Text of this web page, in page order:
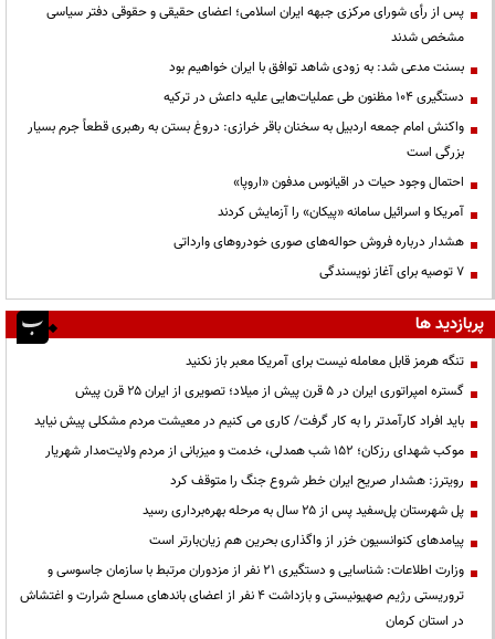
پس از رأی شورای مرکزی جبهه ایران اسلامی؛ اعضای حقیقی و حقوقی دفتر سیاسی
مشخص شدند
بسنت مدعی شد: به زودی شاهد توافق با ایران خواهیم بود
دستگیری ۱۰۴ مظنون طی عملیات‌هایی علیه داعش در ترکیه
واکنش امام جمعه اردبیل به سخنان باقر خرازی: دروغ بستن به رهبری قطعاً جرم بسیار
بزرگی است
احتمال وجود حیات در اقیانوس مدفون «اروپا»
آمریکا و اسرائیل سامانه «پیکان» را آزمایش کردند
هشدار درباره فروش حواله‌های صوری خودروهای وارداتی
۷ توصیه برای آغاز نویسندگی
پربازدید ها
تنگه هرمز قابل معامله نیست برای آمریکا معبر باز نکنید
گستره امپراتوری ایران در ۵ قرن پیش از میلاد؛ تصویری از ایران ۲۵ قرن پیش
باید افراد کارآمدتر را به کار گرفت/ کاری می کنیم در معیشت مردم مشکلی پیش نیاید
موکب شهدای رزکان؛ ۱۵۲ شب همدلی، خدمت و میزبانی از مردم ولایت‌مدار شهریار
رویترز: هشدار صریح ایران خطر شروع جنگ را متوقف کرد
پل شهرستان پل‌سفید پس از ۲۵ سال به مرحله بهره‌برداری رسید
پیامدهای کنوانسیون خزر از واگذاری بحرین هم زیان‌بارتر است
وزارت اطلاعات: شناسایی و دستگیری ۲۱ نفر از مزدوران مرتبط با سازمان جاسوسی و
تروریستی رژیم صهیونیستی و بازداشت ۴ نفر از اعضای باندهای مسلح شرارت و اغتشاش
در استان کرمان